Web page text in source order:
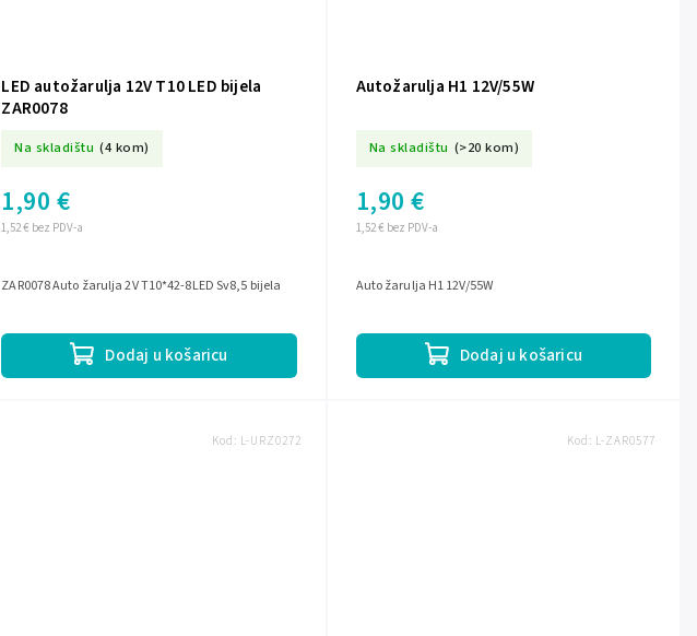
LED autožarulja 12V T10 LED bijela
ZAR0078
Na skladištu (4 kom)
1,52 € bez PDV-a
1,90 €
Dodaj u košaricu
ZAR0078 Auto žarulja 2V T10*42-8LED Sv8,5 bijela
Autožarulja H1 12V/55W
Na skladištu (>20 kom)
1,52 € bez PDV-a
1,90 €
Dodaj u košaricu
Auto žarulja H1 12V/55W
Kod: L-URZ0272 Kod: L-ZAR0577